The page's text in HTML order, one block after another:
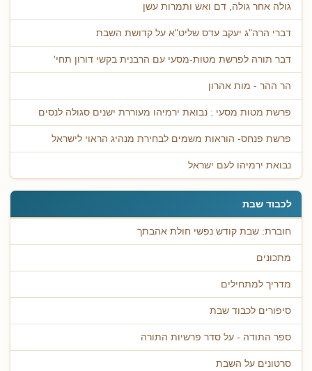
גולה אחר גולה, דם ואש ותמרות עשן
דברי הרה"ג יעקב עדס שליט"א על קדושת השבת
דבר תורה לפרשת מטות-מסעי עם הרבנית בקשי דורון תחי'
הר ההר - מות אהרון
פרשת מטות מסעי : נבואת ירמיהו מעוררת ישנים סגולה לנסים
פרשת פנחס- הוראות משמים לבחירת מנהיג הראוי לישראל
נבואת ירמיהו לעם ישראל
לכבוד שבת
חוברת: שבת קודש נפשי חולת אהבתך
מתכונים
מדריך למתחילים
סיפורים לכבוד שבת
ספר התודה - על סדר פרשיות התורה
סרטונים על השבת